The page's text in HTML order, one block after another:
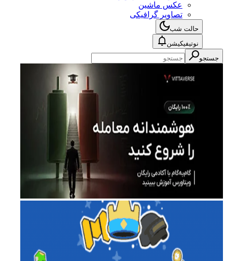
عکس ماشین
تصاویر گرافیکی
حالت شب
نوتیفیکیشن
جستجو